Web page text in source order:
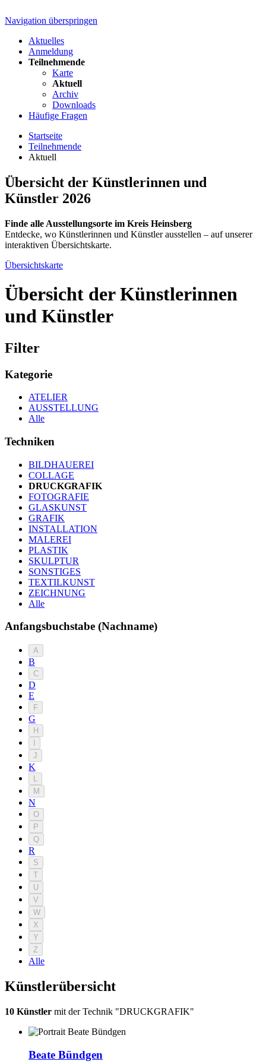
Navigation überspringen
Aktuelles
Anmeldung
Teilnehmende
Karte
Aktuell
Archiv
Downloads
Häufige Fragen
Startseite
Teilnehmende
Aktuell
Übersicht der Künstlerinnen und
Künstler 2026
Finde alle Ausstellungsorte im Kreis Heinsberg
Entdecke, wo Künstlerinnen und Künstler ausstellen – auf unserer
interaktiven Übersichtskarte.
Übersichtskarte
Übersicht der Künstlerinnen
und Künstler
Filter
Kategorie
ATELIER
AUSSTELLUNG
Alle
Techniken
BILDHAUEREI
COLLAGE
DRUCKGRAFIK
FOTOGRAFIE
GLASKUNST
GRAFIK
INSTALLATION
MALEREI
PLASTIK
SKULPTUR
SONSTIGES
TEXTILKUNST
ZEICHNUNG
Alle
Anfangsbuchstabe (Nachname)
A
B
C
D
E
F
G
H
J
K
L
M
N
O
P
Q
R
S
T
U
V
W
X
Y
Z
Alle
Künstlerübersicht
10 Künstler mit der Technik "DRUCKGRAFIK"
Beate Bündgen